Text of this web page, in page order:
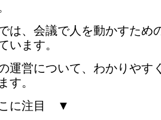
は、会議で人を動かすため
います。
運営について、わかりやす
す。
に注目 ▼